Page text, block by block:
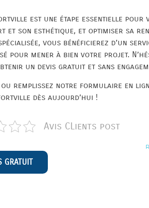
est une étape essentielle pour
et son esthétique, et optimiser sa
vous bénéficierez d’un
pour mener à bien votre projet.
un devis gratuit et sans
ou remplissez notre formulaire en
dès aujourd’hui !
Avis CLients post
GRATUIT